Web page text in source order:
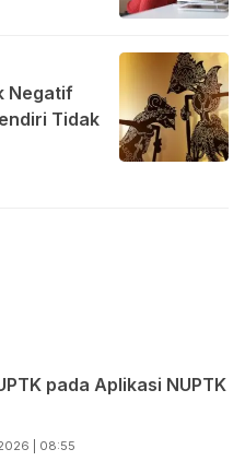
Negatif
Tidak
pada Aplikasi NUPTK
| 08:55